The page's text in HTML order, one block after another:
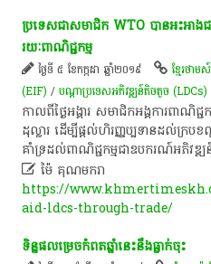
ប្រទេស​ជា​សមាជិក​ WTO​ បាន​អះអាង​
រយៈ​ពាណិជ្ជកម្ម​
ថ្ងៃទី ៥ ខែកក្កដា ឆ្នាំ២០១៩ ខ្មែរថាមស៍
(EIF) /បណ្តា​ប្រទេស​អភិវឌ្ឍន៍​តិច​តួច (LDCs)
កាលពី​ថ្ងៃ​អង្គារ​ សមាជិក​អង្គការ​ពា
ដុល្លារ​ ដើម្បី​ផ្តល់​ហិរញ្ញប្បទាន​ដល់​ក្រ
គាំទ្រ​ដល់​ពាណិជ្ជកម្ម​ជា​ឧបករណ៍​អភិវឌ្
 ម៉ៃ គុណមករា
https://
aid-ldcs-through-trade/
ទិន្នផល​ម្រេច​កំពត​ឆ្នាំ​នេះ​នឹង​ធ្លាក់​ចុះ​